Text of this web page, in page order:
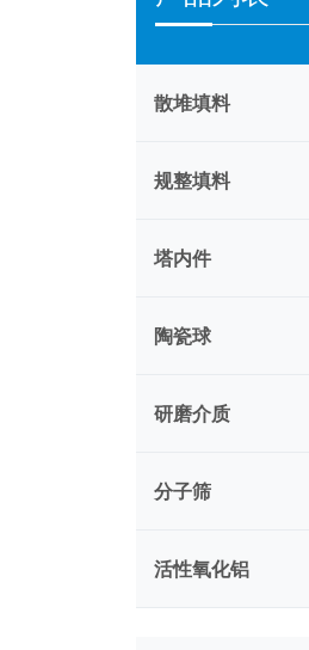
散堆填料
规整填料
塔内件
陶瓷球
研磨介质
分子筛
活性氧化铝